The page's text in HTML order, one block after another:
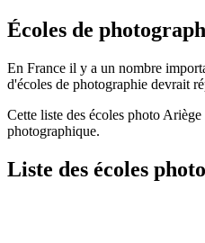
Écoles de
En France il y a un nombre
d'écoles de photographie devrait
Cette liste des écoles photo
photographique.
Liste des écoles